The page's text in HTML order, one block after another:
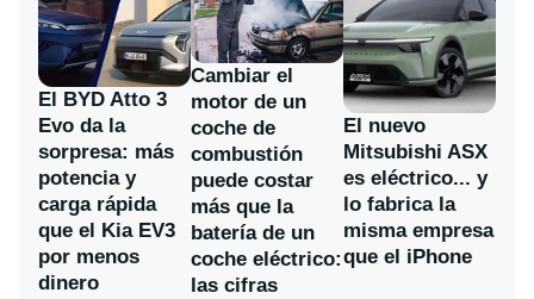
El BYD Atto 3
Evo da la
sorpresa: más
potencia y
carga rápida
que el Kia EV3
por menos
dinero
Cambiar el
motor de un
coche de
combustión
puede costar
más que la
batería de un
coche eléctrico:
las cifras
El nuevo
Mitsubishi ASX
es eléctrico... y
lo fabrica la
misma empresa
que el iPhone